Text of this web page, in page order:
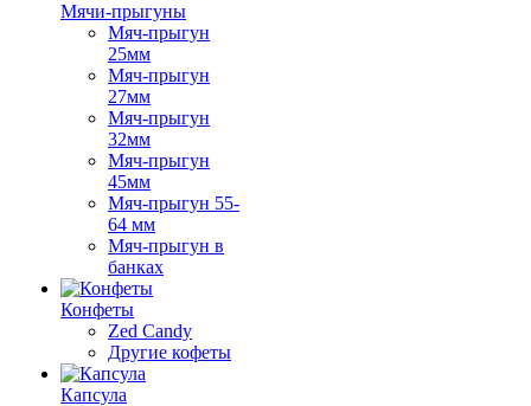
Мячи-прыгуны
Мяч-прыгун
25мм
Мяч-прыгун
27мм
Мяч-прыгун
32мм
Мяч-прыгун
45мм
Мяч-прыгун 55-
64 мм
Мяч-прыгун в
банках
Конфеты
Zed Candy
Другие кофеты
Капсула